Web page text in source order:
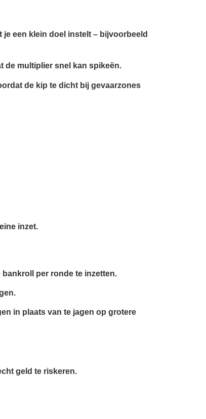
een klein doel instelt – bijvoorbeeld
de multiplier snel kan spikeën.
de kip te dicht bij gevaarzones
inzet.
per ronde te inzetten.
in plaats van te jagen op grotere
geld te riskeren.